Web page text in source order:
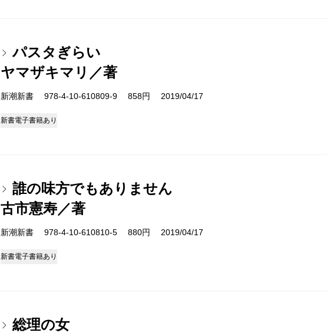
パスタぎらい
ヤマザキマリ／著
新潮新書 978-4-10-610809-9 858円 2019/04/17
新書電子書籍あり
誰の味方でもありません
古市憲寿／著
新潮新書 978-4-10-610810-5 880円 2019/04/17
新書電子書籍あり
総理の女